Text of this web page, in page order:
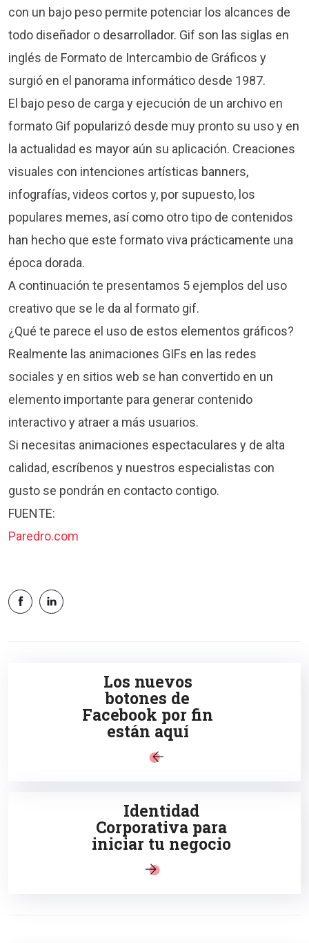
con un bajo peso permite potenciar los alcances de
todo diseñador o desarrollador. Gif son las siglas en
inglés de Formato de Intercambio de Gráficos y
surgió en el panorama informático desde 1987.
El bajo peso de carga y ejecución de un archivo en
formato Gif popularizó desde muy pronto su uso y en
la actualidad es mayor aún su aplicación. Creaciones
visuales con intenciones artísticas banners,
infografías, videos cortos y, por supuesto, los
populares memes, así como otro tipo de contenidos
han hecho que este formato viva prácticamente una
época dorada.
A continuación te presentamos 5 ejemplos del uso
creativo que se le da al formato gif.
¿Qué te parece el uso de estos elementos gráficos?
Realmente las animaciones GIFs en las redes
sociales y en sitios web se han convertido en un
elemento importante para generar contenido
interactivo y atraer a más usuarios.
Si necesitas animaciones espectaculares y de alta
calidad, escríbenos y nuestros especialistas con
gusto se pondrán en contacto contigo.
FUENTE:
Paredro.com
Los nuevos
botones de
Facebook por fin
están aquí
Identidad
Corporativa para
iniciar tu negocio